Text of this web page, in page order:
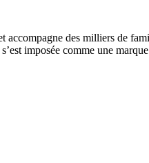
accompagne des milliers de
imposée comme une